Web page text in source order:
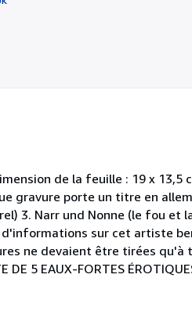
de la feuille : 19 x 13,5
gravure porte un titre en
3. Narr und Nonne (le fou et
sur cet artiste
ne devaient être tirées
5 EAUX-FORTES